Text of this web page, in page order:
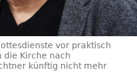
vor praktisch
die Kirche nach
künftig nicht mehr